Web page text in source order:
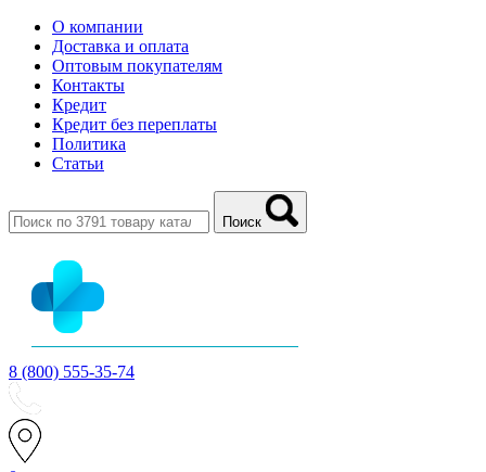
О компании
Доставка и оплата
Оптовым покупателям
Контакты
Кредит
Кредит без переплаты
Политика
Статьи
Поиск
8 (800) 555-35-74